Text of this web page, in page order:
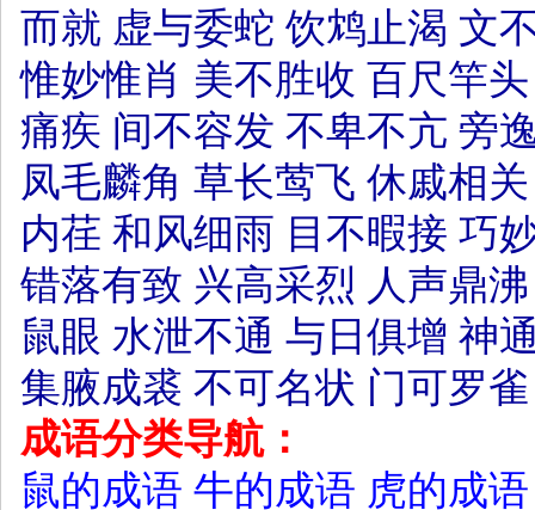
而就 虚与委蛇 饮鸩止渴 文
惟妙惟肖 美不胜收 百尺竿头
痛疾 间不容发 不卑不亢 旁
凤毛麟角 草长莺飞 休戚相关
内荏 和风细雨 目不暇接 巧
错落有致 兴高采烈 人声鼎沸
鼠眼 水泄不通 与日俱增 神
集腋成裘 不可名状 门可罗雀
成语分类导航：
鼠的成语 牛的成语 虎的成语